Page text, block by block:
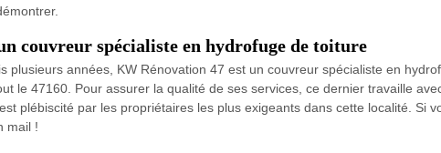
couvreur spécialiste en hydrofuge de toiture
plusieurs années, KW Rénovation 47 est un couvreur spécialiste en
le 47160. Pour assurer la qualité de ses services, ce dernier travaille
plébiscité par les propriétaires les plus exigeants dans cette localité. Si
mail !